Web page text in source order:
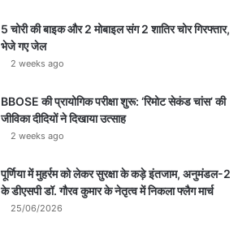
5 चोरी की बाइक और 2 मोबाइल संग 2 शातिर चोर गिरफ्तार,
भेजे गए जेल
2 weeks ago
BBOSE की प्रायोगिक परीक्षा शुरू: ‘रिमोट सेकंड चांस’ की
जीविका दीदियों ने दिखाया उत्साह
2 weeks ago
पूर्णिया में मुहर्रम को लेकर सुरक्षा के कड़े इंतजाम, अनुमंडल-2
के डीएसपी डॉ. गौरव कुमार के नेतृत्व में निकला फ्लैग मार्च
25/06/2026